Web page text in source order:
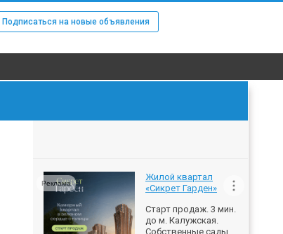
Подписаться на новые объявления
Жилой квартал
«Сикрет Гарден»
Старт продаж. 3 мин.
до м. Калужская.
Собственные сады.
Реклама